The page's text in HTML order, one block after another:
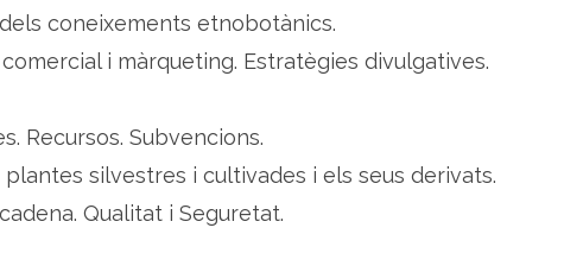
coneixements etnobotànics.
i màrqueting. Estratègies divulgatives.
Recursos. Subvencions.
silvestres i cultivades i els seus derivats.
Qualitat i Seguretat.